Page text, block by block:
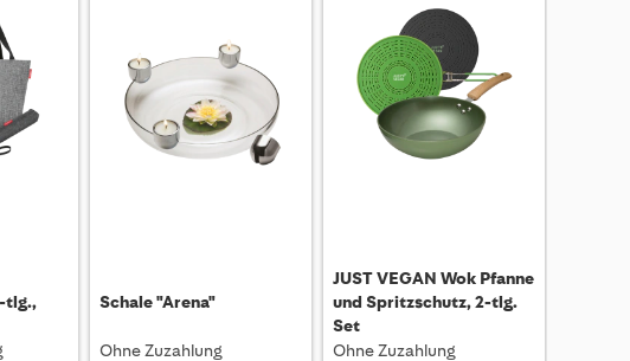
tlg.,
Schale "Arena"
Ohne Zuzahlung
JUST VEGAN Wok Pfanne
und Spritzschutz, 2-tlg.
Set
Ohne Zuzahlung